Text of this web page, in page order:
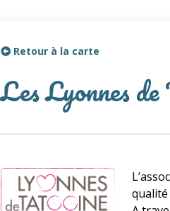
Retour à la carte
Les Lyonnes
qualité